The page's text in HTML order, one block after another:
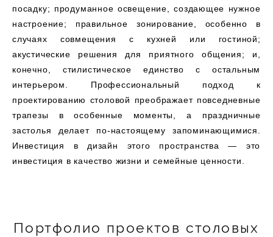
посадку; продуманное освещение, создающее нужное
настроение; правильное зонирование, особенно в
случаях совмещения с кухней или гостиной;
акустические решения для приятного общения; и,
конечно, стилистическое единство с остальным
интерьером. Профессиональный подход к
проектированию столовой преображает повседневные
трапезы в особенные моменты, а праздничные
застолья делает по-настоящему запоминающимися.
Инвестиция в дизайн этого пространства — это
инвестиция в качество жизни и семейные ценности.
Портфолио проектов столовых